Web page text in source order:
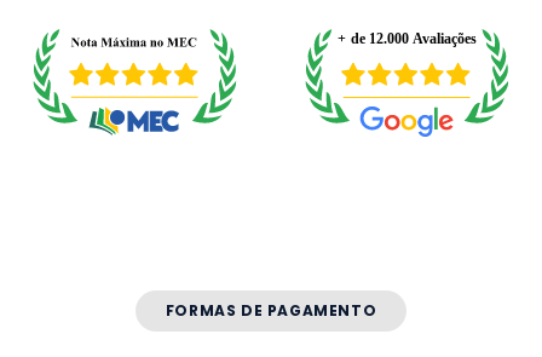
FORMAS DE PAGAMENTO